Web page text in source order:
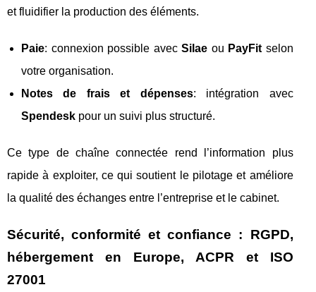
et fluidifier la production des éléments.
Paie: connexion possible avecSilae ou PayFit selon
votre organisation.
Notes de frais et dépenses: intégration avec
Spendesk pour un suivi plus structuré.
Ce type de chaîne connectée rend l’information plus
rapide à exploiter, ce qui soutient le pilotage et améliore
la qualité des échanges entre l’entreprise et le cabinet.
Sécurité, conformité et confiance : RGPD,
hébergement en Europe, ACPR et ISO
27001